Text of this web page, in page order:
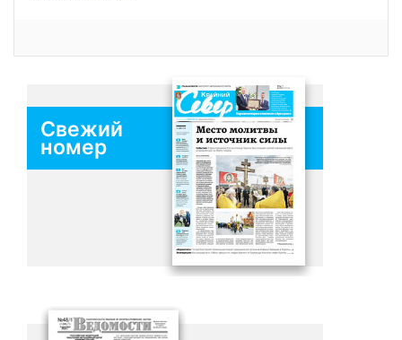
Свежий
номер